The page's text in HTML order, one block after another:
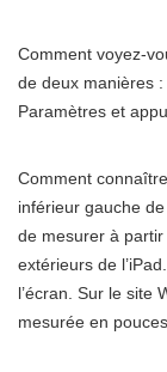
Comment voyez-
de deux manières
Paramètres et
Comment
inférieur gauche
de mesurer à partir
extérieurs de
l’écran. Sur le site
mesurée en